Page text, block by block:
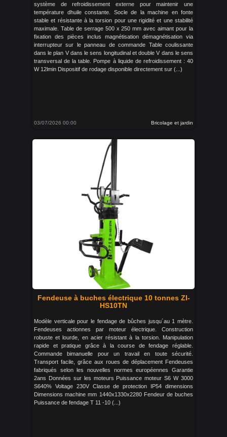
système de refroidissement externe pour maintenir une
température dhuile constante. Socle de la machine en fonte
stable et résistante à la torsion pour une rigidité et une stabilité
maximale. Table de serrage 500 x 250 mm avec aimant pour la
fixation des pièces inclus magnétisation démagnétisation via
interrupteur sur le panneau de commande Table coulissante
dans le plan V dans le sens longitudinal et double V dans le sens
transversal de la table. Pompe à liquide de refroidissement : 40
W 12lmin Dispositif de rodage disponible directement sur (...)
03/07/2026 00:00 Bricolage et jardin
Fendeuse à buches électrique 10 tonnes ZI-
HS10TN
Modèle verticale pour le fendage de bûches jusqu´au 1 mètre.
Fendeuses actionnes par moteur électrique. Construction
robuste et lourde, en acier résistant à la torsion. Manipulation
rapide et pratique grâce à la course de fendage réglable.
Commande bimanuelle pour un travail en toute sécurité.
Transport facile, grâce aux roues de déplacement Fendeuses
fabriqués selon les nouvelles normes européennes Garantie
2ans Données sur les moteurs Puissance moteur S6 W 3000
S640% Voltage 230V Classe de protection IP54 dimensions
Dimensions machine mm 1440x1330x2280 Fendeur de buches
Puissance de fendage T 11 -10 (...)